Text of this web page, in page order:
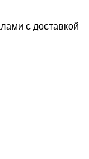
с доставкой